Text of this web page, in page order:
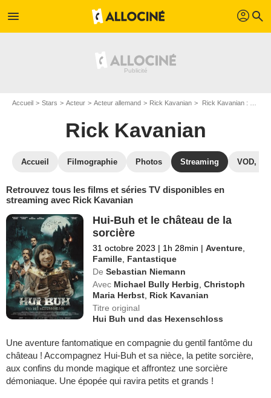
menu profil search
Accueil Stars Acteur Acteur allemand Rick Kavanian Rick Kavanian : Films et séries online
Rick Kavanian
Accueil Filmographie Photos Streaming VOD,
Retrouvez tous les films et séries TV disponibles en
streaming avec Rick Kavanian
Hui-Buh et le château de la
sorcière
31 octobre 2023 | 1h 28min | Aventure
Famille Fantastique
De Sebastian Niemann
Avec Michael Bully Herbig ,Christoph
Maria Herbst Rick Kavanian
Titre original
Hui Buh und das Hexenschloss
Une aventure fantomatique en compagnie du gentil fantôme du
château ! Accompagnez Hui-Buh et sa nièce, la petite sorcière,
aux confins du monde magique et affrontez une sorcière
démoniaque. Une épopée qui ravira petits et grands !